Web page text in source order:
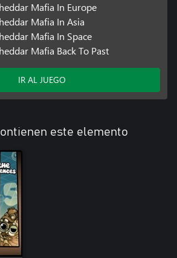
Mafia In Europe
Mafia In Asia
Mafia In Space
Mafia Back To Past
IR AL JUEGO
este elemento